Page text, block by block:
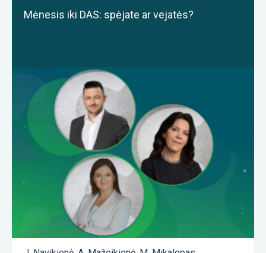
Mėnesis iki DAS: spėjate ar vejatės?